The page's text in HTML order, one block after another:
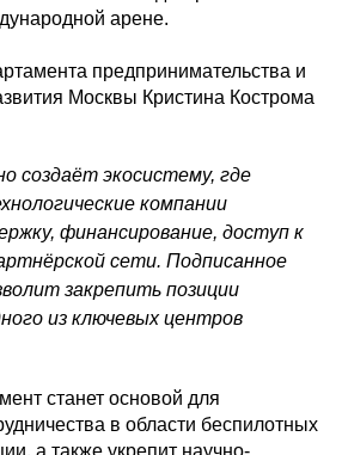
арене.
предпринимательства и
Москвы Кристина Кострома
создаёт экосистему, где
компании
финансирование, доступ к
сети. Подписанное
закрепить позиции
из ключевых центров
станет основой для
в области беспилотных
а также укрепит научно-